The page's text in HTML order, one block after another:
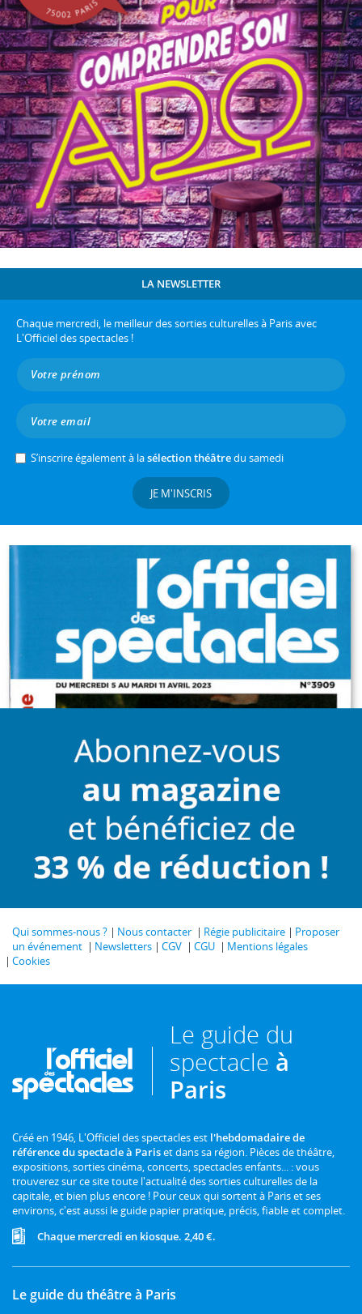
LA NEWSLETTER
Chaque mercredi, le meilleur des sorties culturelles à Paris avec
L'Officiel des spectacles !
S’inscrire également à lasélection théâtredu samedi
JE M'INSCRIS
Qui sommes-nous ? Nous contacter Régie publicitaire
Proposer
un événement
Newsletters CGV CGU
Mentions légales
Cookies
Le guide du
spectacle à
Paris
Créé en 1946, L'Officiel des spectacles est l'hebdomadaire de
référence du spectacle à Pariset dans sa région. Pièces de théâtre,
expositions, sorties cinéma, concerts, spectacles enfants... : vous
trouverez sur ce site toute l'actualité des sorties culturelles de la
capitale, et bien plus encore ! Pour ceux qui sortent à Paris et ses
environs, c'est aussi le guide papier pratique, précis, fiable et complet.
Chaque mercredi en kiosque. 2,40 €.
Le guide du théâtre à Paris